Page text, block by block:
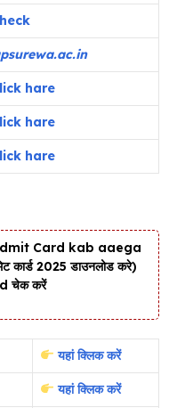
hare
hare
hare
Card kab aaega
कार्ड 2025 डाउनलोड करे)
चेक करें
यहां क्लिक करें
यहां क्लिक करें